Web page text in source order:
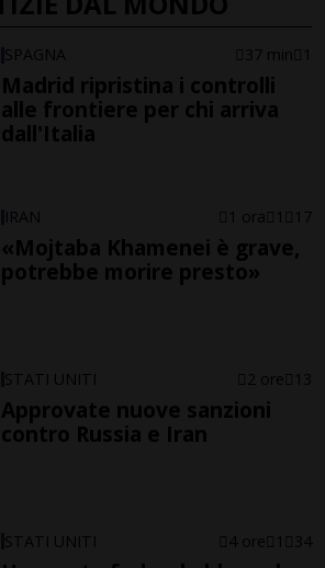
SPAGNA 37 min 1
Madrid ripristina i controlli
alle frontiere per chi arriva
dall'Italia
IRAN 1 ora 1 17
«Mojtaba Khamenei è grave,
potrebbe morire presto»
STATI UNITI 2 ore 13
Approvate nuove sanzioni
contro Russia e Iran
STATI UNITI 4 ore 1 34